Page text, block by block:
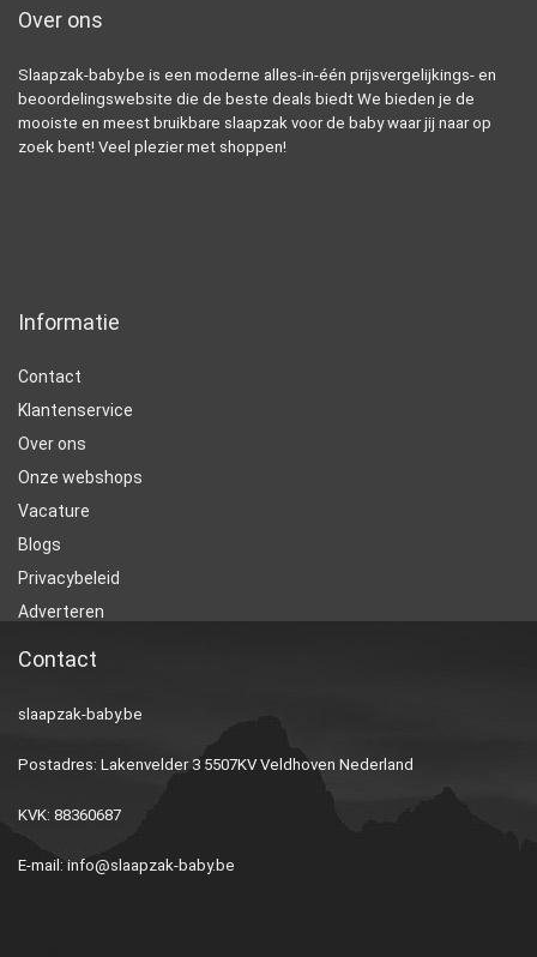
Over ons
Slaapzak-baby.be is een moderne alles-in-één prijsvergelijkings- en
beoordelingswebsite die de beste deals biedt We bieden je de
mooiste en meest bruikbare slaapzak voor de baby waar jij naar op
zoek bent! Veel plezier met shoppen!
Informatie
Contact
Klantenservice
Over ons
Onze webshops
Vacature
Blogs
Privacybeleid
Adverteren
Contact
slaapzak-baby.be
Postadres: Lakenvelder 3 5507KV Veldhoven Nederland
KVK: 88360687
E-mail: info@slaapzak-baby.be